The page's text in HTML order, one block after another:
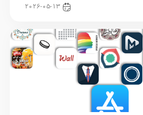
2026-05-13